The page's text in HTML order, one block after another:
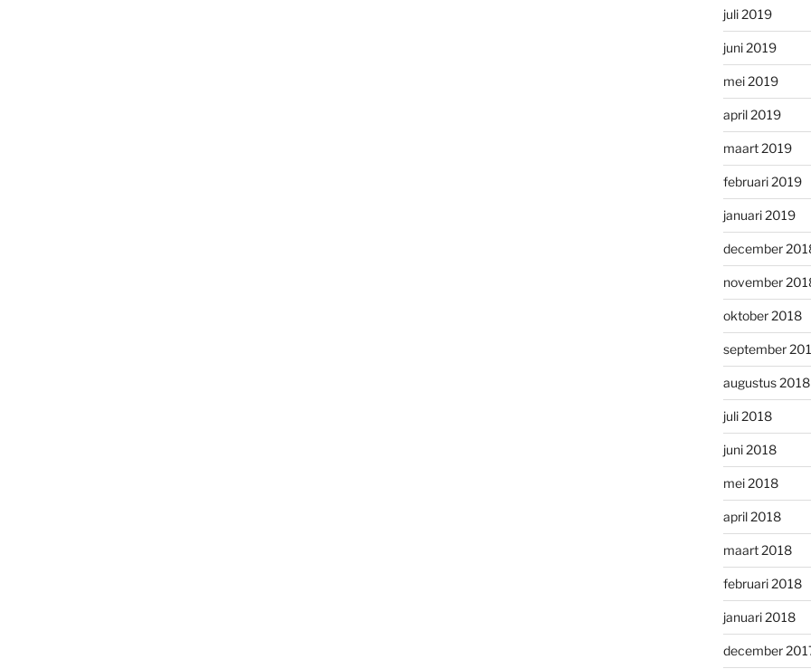
juli 2019
juni 2019
mei 2019
april 2019
maart 2019
februari 2019
januari 2019
december
november
oktober 2018
september
augustus 2018
juli 2018
juni 2018
mei 2018
april 2018
maart 2018
februari 2018
januari 2018
december